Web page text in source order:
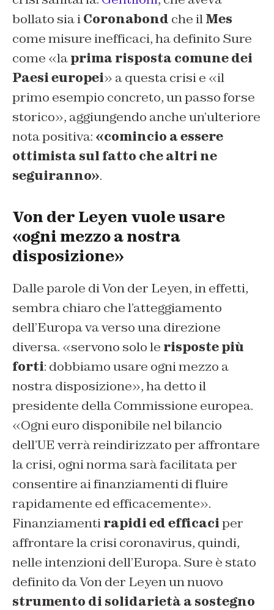
bollato sia iCoronabond che ilMes
come misure inefficaci, ha definito Sure
come «laprima risposta comune dei
Paesi europei» a questa crisi e «il
primo esempio concreto, un passo forse
storico», aggiungendo anche un’ulteriore
nota positiva: «comincio a essere
ottimista sul fatto che altri ne
seguiranno».
Von der Leyen vuole usare
«ogni mezzo a nostra
disposizione»
Dalle parole di Von der Leyen, in effetti,
sembra chiaro che l’atteggiamento
dell’Europa va verso una direzione
diversa. «servono solo le risposte più
forti: dobbiamo usare ogni mezzo a
nostra disposizione», ha detto il
presidente della Commissione europea.
«Ogni euro disponibile nel bilancio
dell’UE verrà reindirizzato per affrontare
la crisi, ogni norma sarà facilitata per
consentire ai finanziamenti di fluire
rapidamente ed efficacemente».
Finanziamentirapidi ed efficaciper
affrontare la crisi coronavirus, quindi,
nelle intenzioni dell’Europa. Sure è stato
definito da Von der Leyen un nuovo
strumento di solidarietà a sostegno